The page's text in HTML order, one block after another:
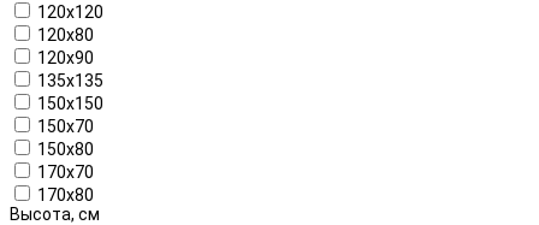
120x120
120x80
120x90
135x135
150x150
150x70
150x80
170x70
170x80
Высота, см